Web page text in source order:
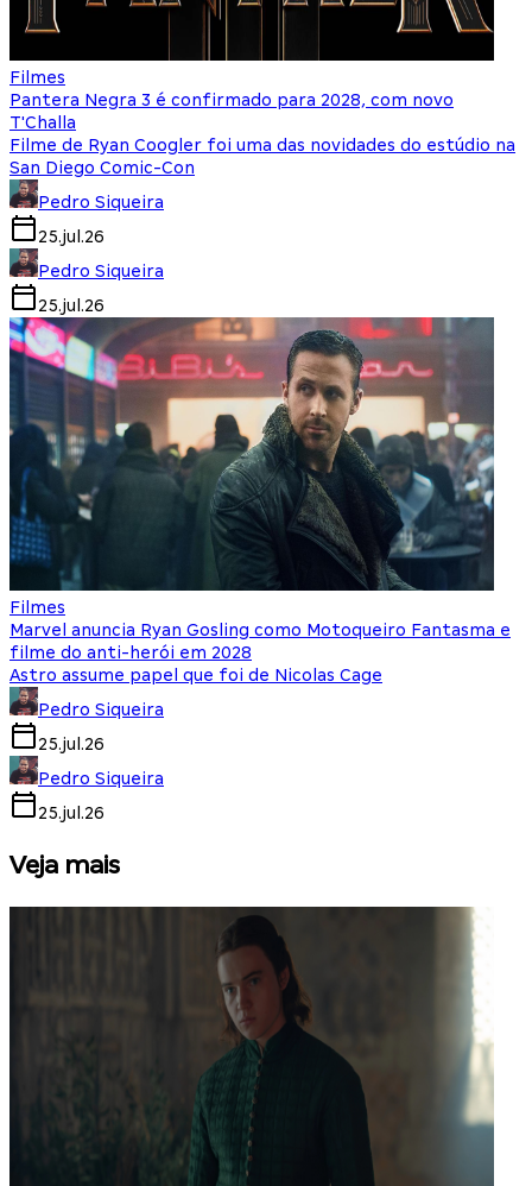
Filmes
Pantera Negra 3 é confirmado para 2028, com novo
T'Challa
Filme de Ryan Coogler foi uma das novidades do estúdio na
San Diego Comic-Con
Pedro Siqueira
25.jul.26
Pedro Siqueira
25.jul.26
Filmes
Marvel anuncia Ryan Gosling como Motoqueiro Fantasma e
filme do anti-herói em 2028
Astro assume papel que foi de Nicolas Cage
Pedro Siqueira
25.jul.26
Pedro Siqueira
25.jul.26
Veja mais